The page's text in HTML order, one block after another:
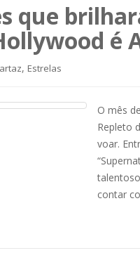
que
é
, Estrelas
O mês
Repleto
voar.
contar